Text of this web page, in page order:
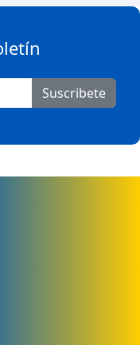
Suscribete